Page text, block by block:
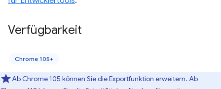
Verfügbarkeit
Chrome 105+
Ab Chrome 105 können Sie die Exportfunktion erweitern. Ab